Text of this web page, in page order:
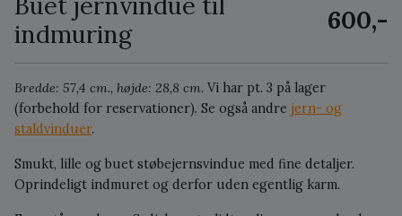
indmuring
600,-
Bredde: 57,4 cm., højde: 28,8 cm. Vi har pt. 3 på lager
(forbehold for reservationer). Se også andre jern- og
staldvinduer.
Smukt, lille og buet støbejernsvindue med fine detaljer.
Oprindeligt indmuret og derfor uden egentlig karm.